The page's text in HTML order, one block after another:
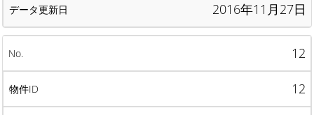
2016年11月27日
12
12